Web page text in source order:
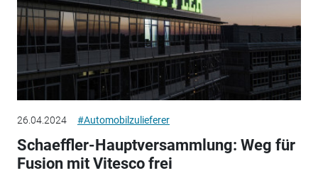
26.04.2024 #Automobilzulieferer
Schaeffler-Hauptversammlung: Weg für
Fusion mit Vitesco frei